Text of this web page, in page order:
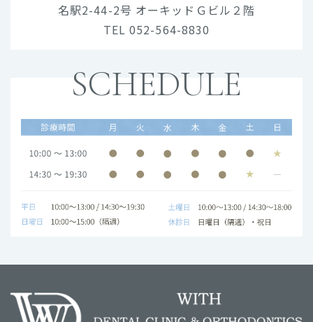
名駅2-44-2号 オーキッドＧビル２階
TEL 052-564-8830
SCHEDULE